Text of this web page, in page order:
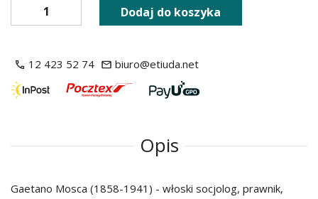
Dodaj do koszyka
12 423 52 74 biuro@etiuda.net
Opis
Gaetano Mosca (1858-1941) - włoski socjolog, prawnik,